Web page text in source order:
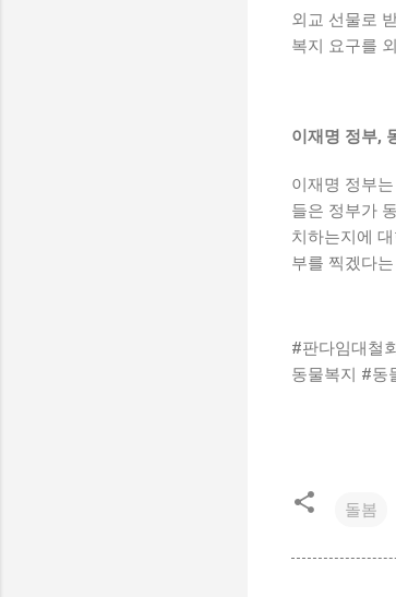
외교 선물로
복지 요구를
이재명 정부,
이재명 정부
들은 정부가
치하는지에
부를 찍겠다
#판다임대철
동물복지 #동
돌봄